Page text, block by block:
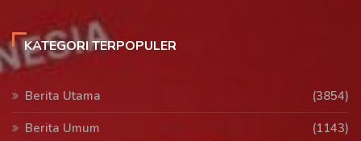
KATEGORI TERPOPULER
Berita Utama
(3854)
Berita Umum
(1143)